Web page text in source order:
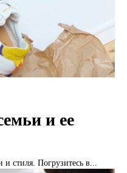
и ее
стиля. Погрузитесь в...